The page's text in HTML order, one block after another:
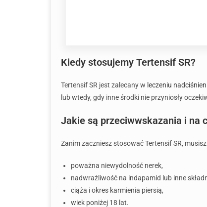
Kiedy stosujemy Tertensif SR?
Tertensif SR jest zalecany w leczeniu
lub wtedy, gdy inne środki nie przyniosły
Jakie są przeciwwskazania i na
Zanim zaczniesz stosować Tertensif SR,
poważna niewydolność nerek,
nadwrażliwość na indapamid lub inne
ciąża i okres karmienia piersią,
wiek poniżej 18 lat.